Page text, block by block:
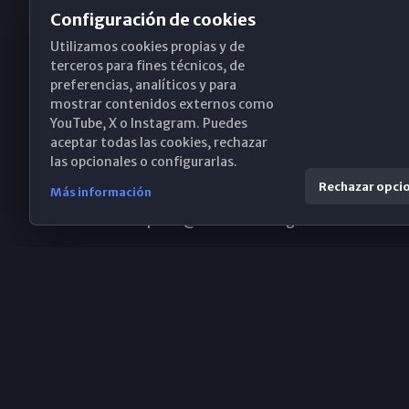
Obispado de Málaga
Santa María, 18-20. 29015 Málaga
(+34) 952 224 386
Configuración de cookies
Utilizamos cookies propias y de
terceros para fines técnicos, de
preferencias, analíticos y para
mostrar contenidos externos como
YouTube, X o Instagram. Puedes
aceptar todas las cookies, rechazar
las opcionales o configurarlas.
Más información Rechazar